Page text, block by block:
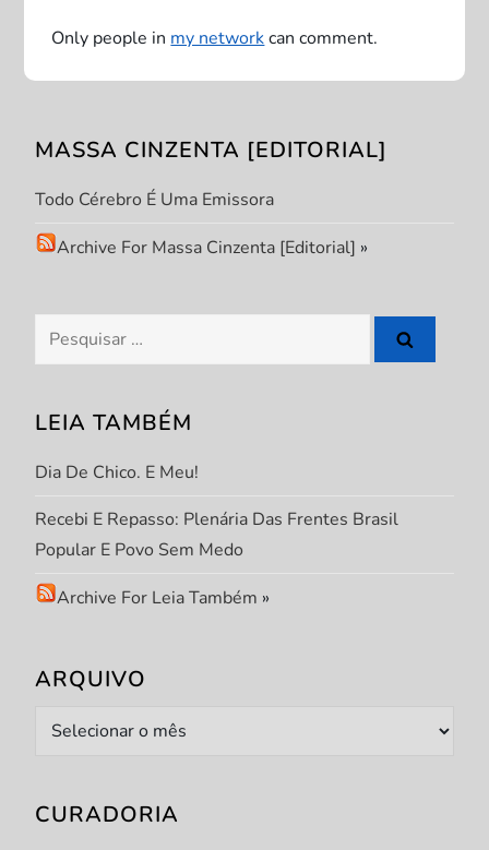
a
ç
o
d
P
o
s
t
Only people in my networkcan comment.
MASSA CINZENTA [EDITORIAL]
Todo Cérebro É Uma Emissora
Archive For Massa Cinzenta [Editorial] »
Pesquisar
por:
LEIA TAMBÉM
Dia De Chico. E Meu!
Recebi E Repasso: Plenária Das Frentes Brasil
Popular E Povo Sem Medo
Archive For Leia Também »
ARQUIVO
Arquivo
CURADORIA